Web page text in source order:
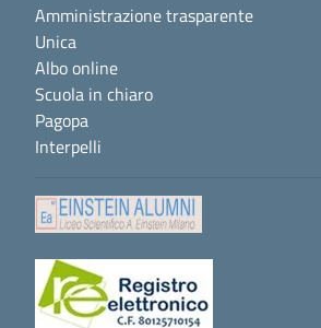
Amministrazione trasparente
Unica
Albo online
Scuola in chiaro
Pagopa
Interpelli